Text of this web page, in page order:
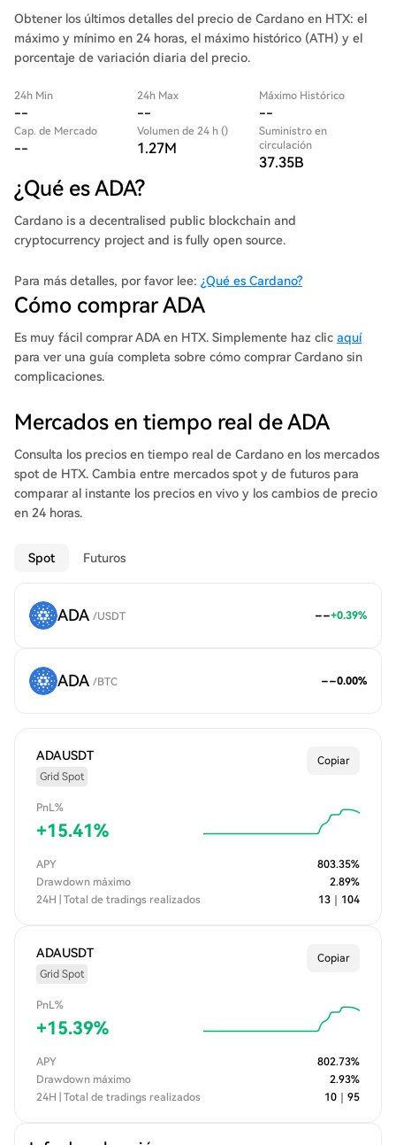
Obtener los últimos detalles del precio de Cardano en HTX: el
máximo y mínimo en 24 horas, el máximo histórico (ATH) y el
porcentaje de variación diaria del precio.
24h Min
--
24h Max
--
Máximo Histórico
--
Cap. de Mercado
--
Volumen de 24 h ()
1.27M
Suministro en
circulación
37.35B
¿Qué es ADA?
Cardano is a decentralised public blockchain and
cryptocurrency project and is fully open source.
Para más detalles, por favor lee: ¿Qué es Cardano?
Cómo comprar ADA
Es muy fácil comprar ADA en HTX. Simplemente haz clic aquí
para ver una guía completa sobre cómo comprar Cardano sin
complicaciones.
Mercados en tiempo real de ADA
Consulta los precios en tiempo real de Cardano en los mercados
spot de HTX. Cambia entre mercados spot y de futuros para
comparar al instante los precios en vivo y los cambios de precio
en 24 horas.
Spot Futuros
ADA /USDT --+0.39%
ADA /BTC --0.00%
ADAUSDT
Grid Spot
Copiar
PnL%
+15.41%
APY 803.35%
Drawdown máximo
2.89%
24H | Total de tradings realizados
13 104
ADAUSDT
Grid Spot
Copiar
PnL%
+15.39%
APY 802.73%
Drawdown máximo
2.93%
24H | Total de tradings realizados
10 95